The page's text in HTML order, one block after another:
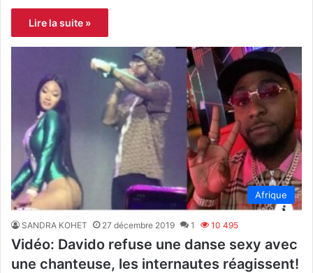
Lire la suite »
Afrique
SANDRA KOHET 27 décembre 2019 1 10 495
Vidéo: Davido refuse une danse sexy avec
une chanteuse, les internautes réagissent!